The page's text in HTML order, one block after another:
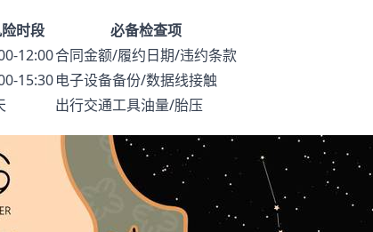
时段
必备检查项
12:00合同金额/履约日期/违约条款
15:30电子设备备份/数据线接触
出行交通工具油量/胎压